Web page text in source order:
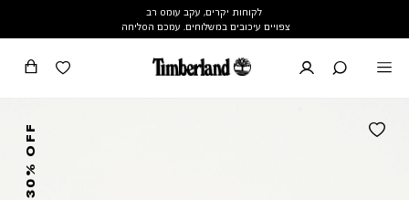
לקוחות יקרים, עקב עומס רב
צפויים עיכובים במשלוחים. עמכם הסליחה
30% OFF